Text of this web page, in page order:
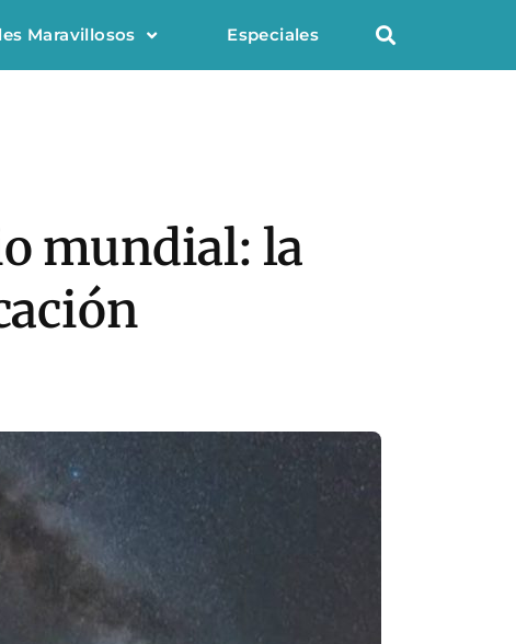
Maravillosos Especiales
mundial: la